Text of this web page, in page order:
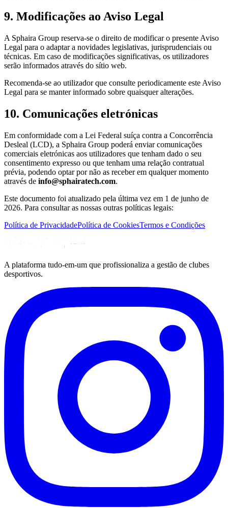
9. Modificações ao Aviso Legal
A Sphaira Group reserva-se o direito de modificar o presente Aviso
Legal para o adaptar a novidades legislativas, jurisprudenciais ou
técnicas. Em caso de modificações significativas, os utilizadores
serão informados através do sítio web.
Recomenda-se ao utilizador que consulte periodicamente este Aviso
Legal para se manter informado sobre quaisquer alterações.
10. Comunicações eletrónicas
Em conformidade com a Lei Federal suíça contra a Concorrência
Desleal (LCD), a Sphaira Group poderá enviar comunicações
comerciais eletrónicas aos utilizadores que tenham dado o seu
consentimento expresso ou que tenham uma relação contratual
prévia, podendo optar por não as receber em qualquer momento
através de info@sphairatech.com.
Este documento foi atualizado pela última vez em 1 de junho de
2026. Para consultar as nossas outras políticas legais:
Política de PrivacidadePolítica de CookiesTermos e Condições
A plataforma tudo-em-um que profissionaliza a gestão de clubes
desportivos.